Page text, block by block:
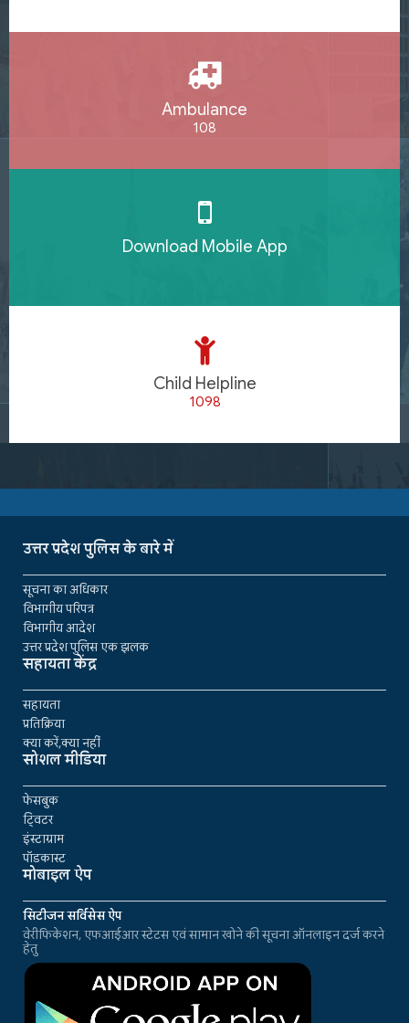
Ambulance
108
Download Mobile App
Child Helpline
1098
उत्तर प्रदेश पुलिस के बारे में
सूचना का अधिकार
विभागीय परिपत्र
विभागीय आदेश
उत्तर प्रदेश पुलिस एक झलक
सहायता केंद्र
सहायता
प्रतिक्रिया
क्या करें,क्या नहीं
सोशल मीडिया
फेसबुक
ट्विटर
इंस्टाग्राम
पॉडकास्ट
मोबाइल ऐप
सिटीजन सर्विसेस ऐप
वेरीफिकेशन, एफआईआर स्टेटस एवं सामान खोने की सूचना ऑनलाइन दर्ज करने
हेतु